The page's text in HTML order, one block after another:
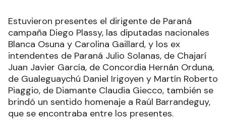
Estuvieron presentes el dirigente de Paraná
campaña Diego Plassy, las diputadas nacionales
Blanca Osuna y Carolina Gaillard, y los ex
intendentes de Paraná Julio Solanas, de Chajarí
Juan Javier García, de Concordia Hernán Orduna,
de Gualeguaychú Daniel Irigoyen y Martín Roberto
Piaggio, de Diamante Claudia Giecco, también se
brindó un sentido homenaje a Raúl Barrandeguy,
que se encontraba entre los presentes.